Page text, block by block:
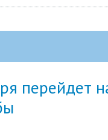
перейдет